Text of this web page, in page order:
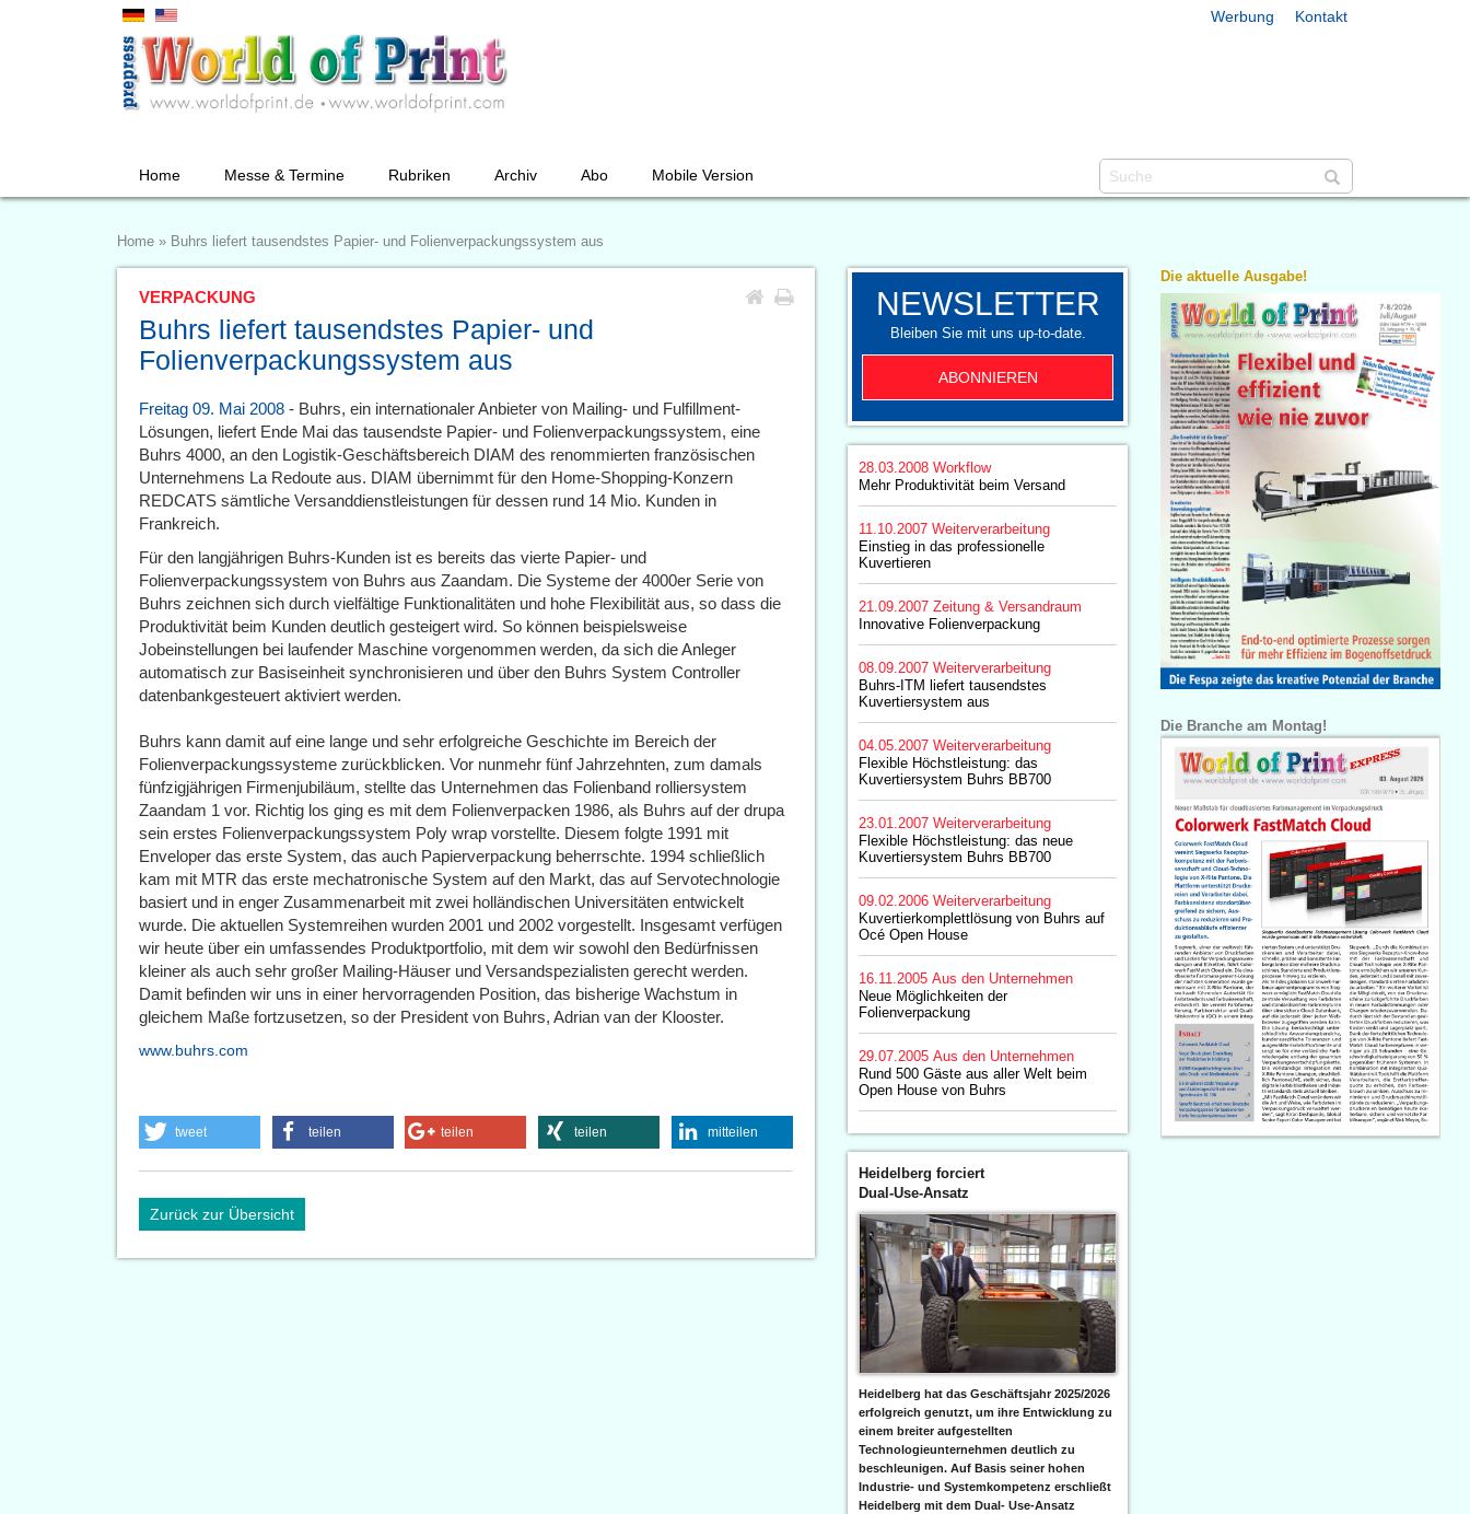
Werbung Kontakt
Home Messe & Termine Rubriken Archiv Abo Mobile Version
Home » Buhrs liefert tausendstes Papier- und Folienverpackungssystem aus
VERPACKUNG
Buhrs liefert tausendstes Papier- und
Folienverpackungssystem aus
Freitag 09. Mai 2008 - Buhrs, ein internationaler Anbieter von Mailing- und Fulfillment-
Lösungen, liefert Ende Mai das tausendste Papier- und Folienverpackungssystem, eine
Buhrs 4000, an den Logistik-Geschäftsbereich DIAM des renommierten französischen
Unternehmens La Redoute aus. DIAM übernimmt für den Home-Shopping-Konzern
REDCATS sämtliche Versanddienstleistungen für dessen rund 14 Mio. Kunden in
Frankreich.
Für den langjährigen Buhrs-Kunden ist es bereits das vierte Papier- und
Folienverpackungssystem von Buhrs aus Zaandam. Die Systeme der 4000er Serie von
Buhrs zeichnen sich durch vielfältige Funktionalitäten und hohe Flexibilität aus, so dass die
Produktivität beim Kunden deutlich gesteigert wird. So können beispielsweise
Jobeinstellungen bei laufender Maschine vorgenommen werden, da sich die Anleger
automatisch zur Basiseinheit synchronisieren und über den Buhrs System Controller
datenbankgesteuert aktiviert werden.
Buhrs kann damit auf eine lange und sehr erfolgreiche Geschichte im Bereich der
Folienverpackungssysteme zurückblicken. Vor nunmehr fünf Jahrzehnten, zum damals
fünfzigjährigen Firmenjubiläum, stellte das Unternehmen das Folienband rolliersystem
Zaandam 1 vor. Richtig los ging es mit dem Folienverpacken 1986, als Buhrs auf der drupa
sein erstes Folienverpackungssystem Poly wrap vorstellte. Diesem folgte 1991 mit
Enveloper das erste System, das auch Papierverpackung beherrschte. 1994 schließlich
kam mit MTR das erste mechatronische System auf den Markt, das auf Servotechnologie
basiert und in enger Zusammenarbeit mit zwei holländischen Universitäten entwickelt
wurde. Die aktuellen Systemreihen wurden 2001 und 2002 vorgestellt. Insgesamt verfügen
wir heute über ein umfassendes Produktportfolio, mit dem wir sowohl den Bedürfnissen
kleiner als auch sehr großer Mailing-Häuser und Versandspezialisten gerecht werden.
Damit befinden wir uns in einer hervorragenden Position, das bisherige Wachstum in
gleichem Maße fortzusetzen, so der President von Buhrs, Adrian van der Klooster.
www.buhrs.com
tweet teilen teilen teilen mitteilen
Zurück zur Übersicht
NEWSLETTER
Bleiben Sie mit uns up-to-date.
ABONNIEREN
28.03.2008 Workflow
Mehr Produktivität beim Versand
11.10.2007 Weiterverarbeitung
Einstieg in das professionelle
Kuvertieren
21.09.2007 Zeitung & Versandraum
Innovative Folienverpackung
08.09.2007 Weiterverarbeitung
Buhrs-ITM liefert tausendstes
Kuvertiersystem aus
04.05.2007 Weiterverarbeitung
Flexible Höchstleistung: das
Kuvertiersystem Buhrs BB700
23.01.2007 Weiterverarbeitung
Flexible Höchstleistung: das neue
Kuvertiersystem Buhrs BB700
09.02.2006 Weiterverarbeitung
Kuvertierkomplettlösung von Buhrs auf
Océ Open House
16.11.2005 Aus den Unternehmen
Neue Möglichkeiten der
Folienverpackung
29.07.2005 Aus den Unternehmen
Rund 500 Gäste aus aller Welt beim
Open House von Buhrs
Heidelberg forciert
Dual-Use-Ansatz
Heidelberg hat das Geschäftsjahr 2025/2026
erfolgreich genutzt, um ihre Entwicklung zu
einem breiter aufgestellten
Technologieunternehmen deutlich zu
beschleunigen. Auf Basis seiner hohen
Industrie- und Systemkompetenz erschließt
Heidelberg mit dem Dual- Use-Ansatz
Die aktuelle Ausgabe!
Die Branche am Montag!